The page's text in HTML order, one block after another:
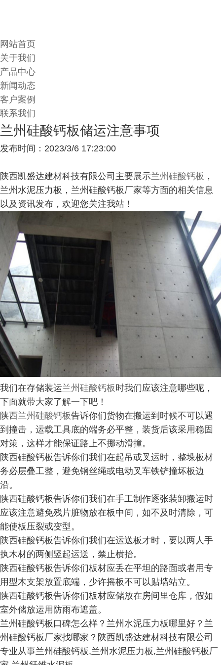
网站首页
关于我们
产品中心
新闻动态
客户案例
联系我们
兰州硅酸钙板储运注意事项
发布时间：2023/3/6 17:23:00
陕西凯盛达建材科技有限公司主要展示兰州硅酸钙板 ，
兰州水泥压力板，兰州硅酸钙板厂家等方面的相关信息
以及资讯发布，欢迎您关注我站！
我们在存储装运兰州硅酸钙板时我们应该注意哪些呢，
下面就带大家了解一下吧！
陕西兰州硅酸钙板告诉你们货物在搬运到时候不可以遇
到撞击，运载工具底的端务必平整，装货后该采用稳固
对策，这样才能保证路上不挪动滑撞。
陕西硅酸钙板告诉你们我们在起吊或叉运时，整垛板材
务必层叠工整，避免钢丝绳或电动叉车铁铲撞坏板边
沿。
陕西硅酸钙板告诉你们我们在手工制作逐张装卸搬运时
应该注意避免残片脏物放在板中间，如不及时清除，可
能使板压裂或变型。
陕西硅酸钙板告诉你们我们在运送板才时，要以两人手
执木材的两侧竖起运送，禁止横抬。
陕西硅酸钙板告诉你们板材应丢在平坦的路面或者用专
用型木支架放置底端，少许摇板不可以贴墙站立。
陕西硅酸钙板告诉你们板材应储放在房间里仓库，假如
室外储放运用防雨布遮盖。
兰州硅酸钙板口碑怎么样？兰州水泥压力板哪里好？兰
州硅酸钙板厂家找哪家？陕西凯盛达建材科技有限公司
专业从事兰州硅酸钙板,兰州水泥压力板,兰州硅酸钙板厂